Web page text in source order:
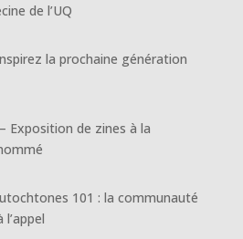
de l’UQ
la prochaine génération
Exposition de zines à la
101 : la communauté